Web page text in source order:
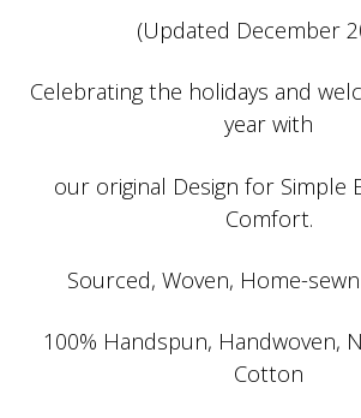
(Updated December
Celebrating the holidays and
year with
our original Design for Simple
Comfort.
Sourced, Woven, Home-
100% Handspun, Handwoven,
Cotton